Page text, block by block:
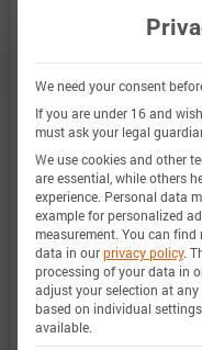
百特模型通过比较
据，展示了百特模
非常广泛，实验特
在低温和高温下，
范围内。
电量范围
电流范围 -
We need your consent
If you are under 16 and
must ask your legal
We use cookies and other
are essential, while others
experience. Personal data
example for personalized
measurement. You can find
data in ourprivacy policy.
processing of your data in
adjust your selection at any
based on individual
available.